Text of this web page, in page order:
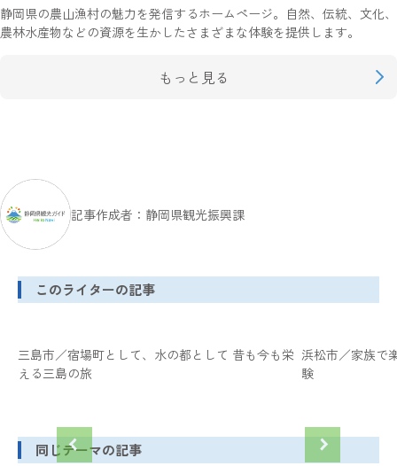
静岡県の農山漁村の魅力を発信するホームページ。自然、伝統、文化、
農林水産物などの資源を生かしたさまざまな体験を提供します。
もっと見る
記事作成者：静岡県観光振興課
このライターの記事
三島市／宿場町として、水の都として 昔も今も栄
える三島の旅
浜松市／家族で
験
同じテーマの記事